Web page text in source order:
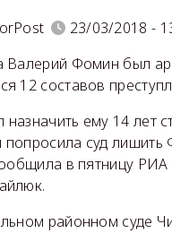
23/03/2018 -
Валерий Фомин был
12 составов
назначить ему 14 лет
попросила суд
в пятницу
районном суде